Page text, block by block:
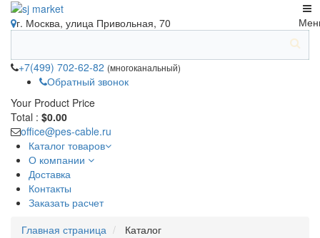
г. Москва, улица Привольная, 70
+7(499) 702-62-82 (многоканальный)
Обратный звонок
Your Product Price
Total : $0.00
office@pes-cable.ru
Каталог товаров
О компании
Доставка
Контакты
Заказать расчет
Главная страница Каталог